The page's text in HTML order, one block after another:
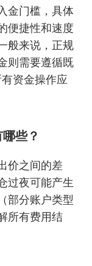
金门槛，具体
便捷性和速度
般来说，正规
则需要遵循既
资金操作应
些？
价之间的差
过夜可能产生
（部分账户类型
所有费用结